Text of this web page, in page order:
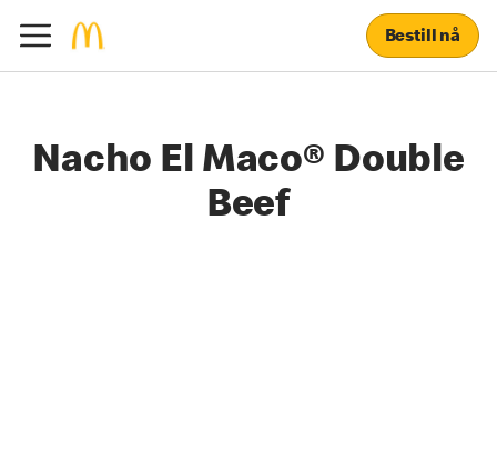
Bestill nå
Nacho El Maco® Double
Beef